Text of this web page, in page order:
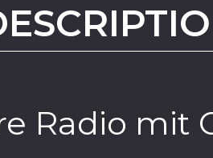
Radio mit